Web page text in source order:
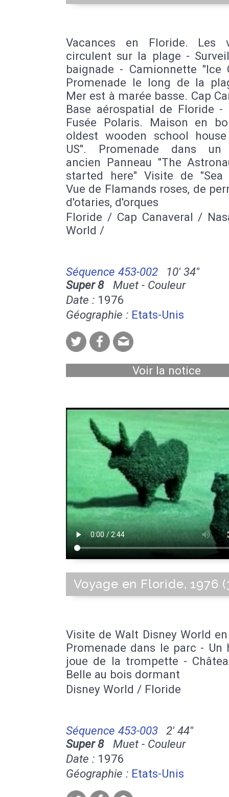
Vacances en Floride. Les
circulent sur la plage -
baignade - Camionnette "Ice
Promenade le long de la
Mer est à marée basse. Cap
Base aérospatial de Floride -
Fusée Polaris. Maison en
oldest wooden school
US". Promenade dans un
ancien Panneau "The
started here" Visite de "Sea
Vue de Flamands roses, de
d'otaries, d'orques
Floride / Cap Canaveral /
World /
Séquence 453-002
10' 34''
Super 8Muet - Couleur
Date : 1976
Géographie : Etats-Unis
Voir la notice
Voyage en Floride, 1976
Visite de Walt Disney World
Promenade dans le parc - Un
joue de la trompette -
Belle au bois dormant
Disney World / Floride
Séquence 453-003
2' 44''
Super 8Muet - Couleur
Date : 1976
Géographie : Etats-Unis